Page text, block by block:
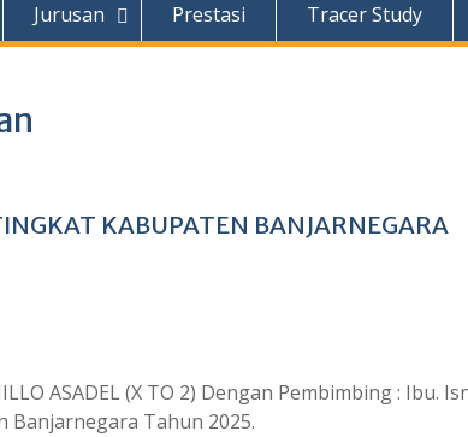
Jurusan Prestasi Tracer Study
KABUPATEN BANJARNEGARA
ASADEL (X TO 2) Dengan Pembimbing : Ibu.
Banjarnegara Tahun 2025.